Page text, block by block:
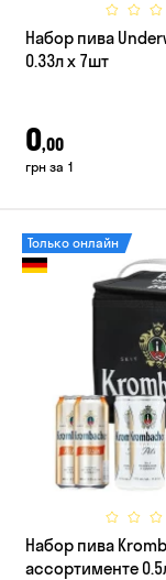
Набор пива
0.33л x 7шт
0,00
грн за 1
Только онлайн
Набор пива
ассортименте